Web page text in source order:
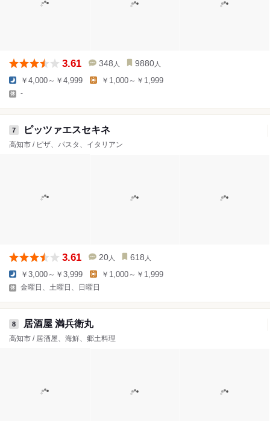
3.61 348 人 9880 人
￥4,000～￥4,999 ￥1,000～￥1,999
-
7 ピッツァエスセキネ
高知市 / ピザ、パスタ、イタリアン
3.61 20 人 618 人
￥3,000～￥3,999 ￥1,000～￥1,999
金曜日、土曜日、日曜日
8 居酒屋 満兵衛丸
高知市 / 居酒屋、海鮮、郷土料理